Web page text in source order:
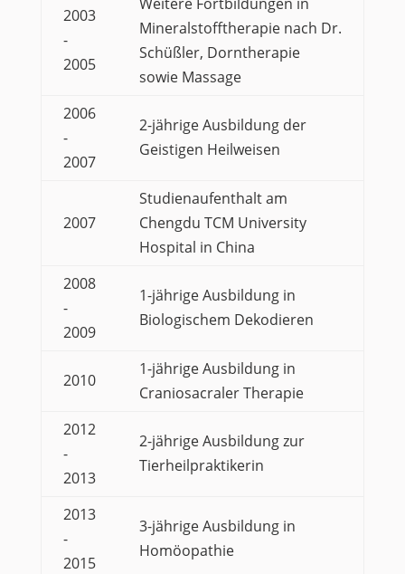
2003
-
2005
Mineralstofftherapie nach Dr.
Schüßler, Dorntherapie
sowie Massage
2006
-
2007
2-jährige Ausbildung der
Geistigen Heilweisen
2007
Studienaufenthalt am
Chengdu TCM University
Hospital in China
2008
-
2009
1-jährige Ausbildung in
Biologischem Dekodieren
2010
1-jährige Ausbildung in
Craniosacraler Therapie
2012
-
2013
2-jährige Ausbildung zur
Tierheilpraktikerin
2013
-
2015
3-jährige Ausbildung in
Homöopathie